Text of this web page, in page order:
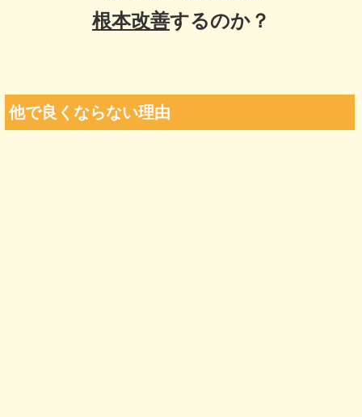
根本改善するのか？
他で良くならない理由